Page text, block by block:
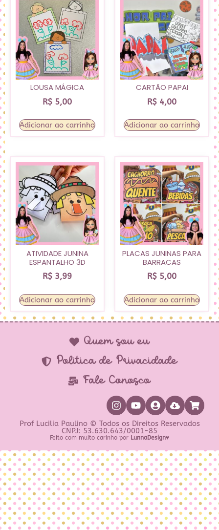
LOUSA MÁGICA
R$ 5,00
Adicionar ao carrinho
CARTÃO PAPAI
R$ 4,00
Adicionar ao carrinho
ATIVIDADE JUNINA
ESPANTALHO 3D
R$ 3,99
Adicionar ao carrinho
PLACAS JUNINAS PARA
BARRACAS
R$ 5,00
Adicionar ao carrinho
Quem sou eu
Política de Privacidade
Fale Conosco
Prof Lucilia Paulino © Todos os Direitos Reservados
CNPJ: 53.630.643/0001-85
Feito com muito carinho por LunnaDesign♥